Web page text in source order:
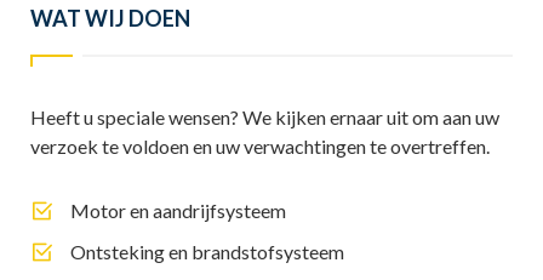
WAT WIJ DOEN
Heeft u speciale wensen? We kijken ernaar uit om aan uw
verzoek te voldoen en uw verwachtingen te overtreffen.
Motor en aandrijfsysteem
Ontsteking en brandstofsysteem